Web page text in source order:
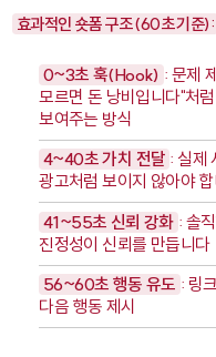
효과적인 숏폼 구조 (60초 기준):
0~3초 훅(Hook) : 문제
모르면 돈 낭비입니다"처
보여주는 방식
4~40초 가치 전달 : 실제
광고처럼 보이지 않아야
41~55초 신뢰 강화 : 솔
진정성이 신뢰를 만듭니다
56~60초 행동 유도 : 링
다음 행동 제시